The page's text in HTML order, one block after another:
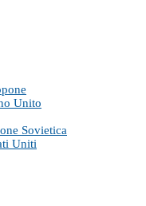
Unito
Sovietica
Uniti